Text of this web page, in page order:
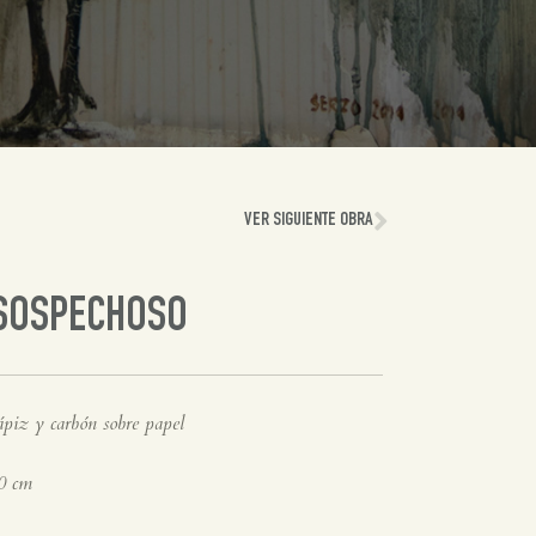
VER SIGUIENTE OBRA
y carbón sobre papel
cm